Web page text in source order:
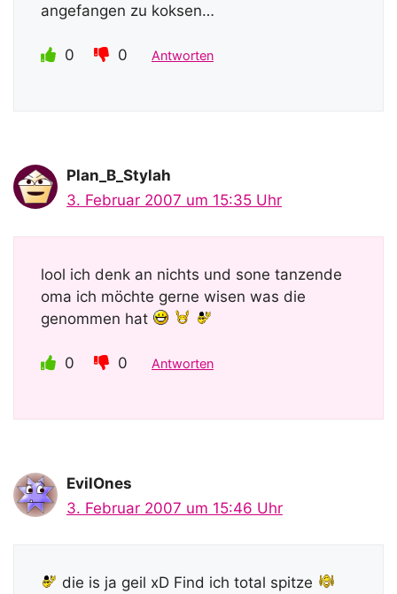
angefangen zu koksen…
0 0 Antworten
Plan_B_Stylah
3. Februar 2007 um 15:35 Uhr
lool ich denk an nichts und sone tanzende
oma ich möchte gerne wisen was die
genommen hat
0 0 Antworten
EvilOnes
3. Februar 2007 um 15:46 Uhr
die is ja geil xD Find ich total spitze